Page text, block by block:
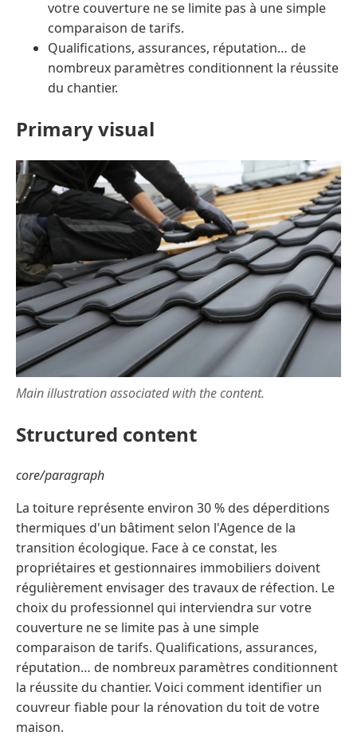
votre couverture ne se limite pas à une simple
comparaison de tarifs.
Qualifications, assurances, réputation… de
nombreux paramètres conditionnent la réussite
du chantier.
Primary visual
Main illustration associated with the content.
Structured content
core/paragraph
La toiture représente environ 30 % des déperditions
thermiques d'un bâtiment selon l'Agence de la
transition écologique. Face à ce constat, les
propriétaires et gestionnaires immobiliers doivent
régulièrement envisager des travaux de réfection. Le
choix du professionnel qui interviendra sur votre
couverture ne se limite pas à une simple
comparaison de tarifs. Qualifications, assurances,
réputation… de nombreux paramètres conditionnent
la réussite du chantier. Voici comment identifier un
couvreur fiable pour la rénovation du toit de votre
maison.